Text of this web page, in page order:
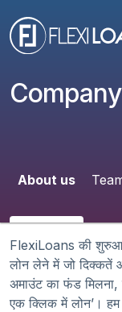
Company
About us
FlexiLoans की
लोन लेने में जो
अमाउंट का फंड मिलना,
एक क्लिक में लोन’।